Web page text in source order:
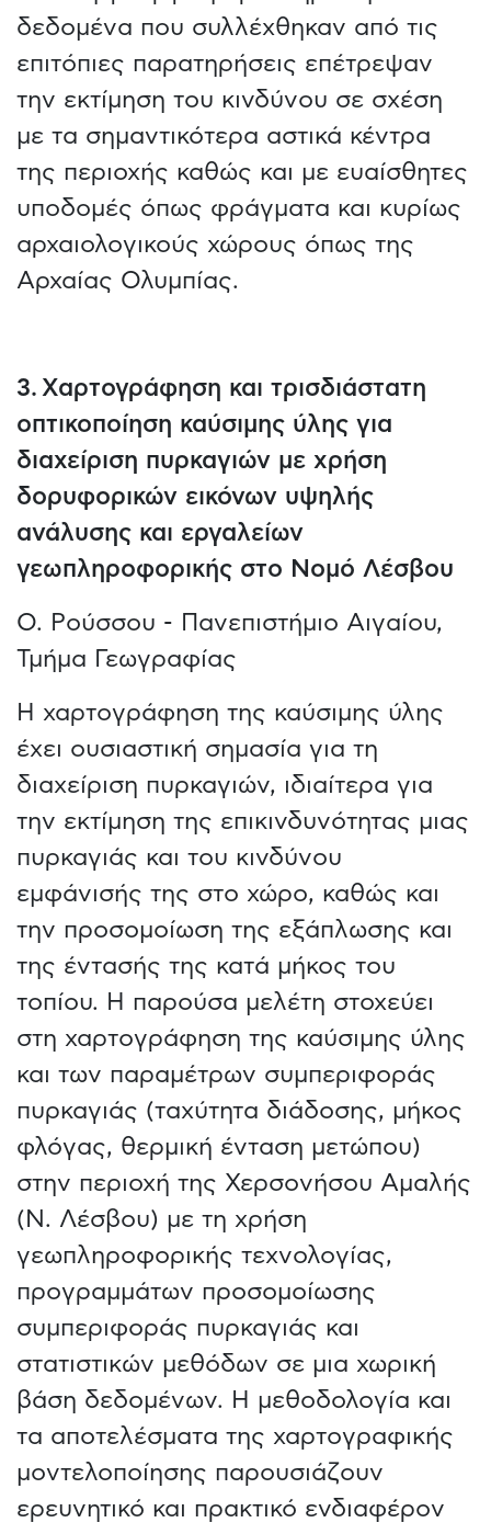
δεδομένα που συλλέχθηκαν από τις
επιτόπιες παρατηρήσεις επέτρεψαν
την εκτίμηση του κινδύνου σε σχέση
με τα σημαντικότερα αστικά κέντρα
της περιοχής καθώς και με ευαίσθητες
υποδομές όπως φράγματα και κυρίως
αρχαιολογικούς χώρους όπως της
Αρχαίας Ολυμπίας.
3. Χαρτογράφηση και τρισδιάστατη
οπτικοποίηση καύσιμης ύλης για
διαχείριση πυρκαγιών με χρήση
δορυφορικών εικόνων υψηλής
ανάλυσης και εργαλείων
γεωπληροφορικής στο Νομό Λέσβου
Ο. Ρούσσου - Πανεπιστήμιο Αιγαίου,
Τμήμα Γεωγραφίας
Η χαρτογράφηση της καύσιμης ύλης
έχει ουσιαστική σημασία για τη
διαχείριση πυρκαγιών, ιδιαίτερα για
την εκτίμηση της επικινδυνότητας μιας
πυρκαγιάς και του κινδύνου
εμφάνισής της στο χώρο, καθώς και
την προσομοίωση της εξάπλωσης και
της έντασής της κατά μήκος του
τοπίου. Η παρούσα μελέτη στοχεύει
στη χαρτογράφηση της καύσιμης ύλης
και των παραμέτρων συμπεριφοράς
πυρκαγιάς (ταχύτητα διάδοσης, μήκος
φλόγας, θερμική ένταση μετώπου)
στην περιοχή της Χερσονήσου Αμαλής
(Ν. Λέσβου) με τη χρήση
γεωπληροφορικής τεχνολογίας,
προγραμμάτων προσομοίωσης
συμπεριφοράς πυρκαγιάς και
στατιστικών μεθόδων σε μια χωρική
βάση δεδομένων. Η μεθοδολογία και
τα αποτελέσματα της χαρτογραφικής
μοντελοποίησης παρουσιάζουν
ερευνητικό και πρακτικό ενδιαφέρον